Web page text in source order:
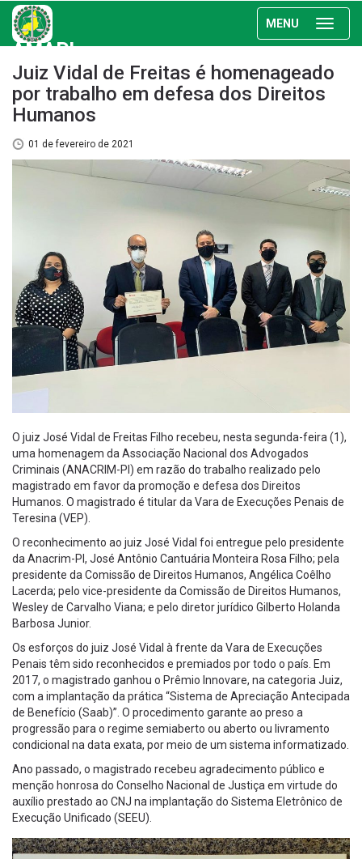
MENU
AMAPI
Juiz Vidal de Freitas é homenageado
por trabalho em defesa dos Direitos
Humanos
01 de fevereiro de 2021
O juiz José Vidal de Freitas Filho recebeu, nesta segunda-feira (1),
uma homenagem da Associação Nacional dos Advogados
Criminais (ANACRIM-PI) em razão do trabalho realizado pelo
magistrado em favor da promoção e defesa dos Direitos
Humanos. O magistrado é titular da Vara de Execuções Penais de
Teresina (VEP).
O reconhecimento ao juiz José Vidal foi entregue pelo presidente
da Anacrim-PI, José Antônio Cantuária Monteira Rosa Filho; pela
presidente da Comissão de Direitos Humanos, Angélica Coêlho
Lacerda; pelo vice-presidente da Comissão de Direitos Humanos,
Wesley de Carvalho Viana; e pelo diretor jurídico Gilberto Holanda
Barbosa Junior.
Os esforços do juiz José Vidal à frente da Vara de Execuções
Penais têm sido reconhecidos e premiados por todo o país. Em
2017, o magistrado ganhou o Prêmio Innovare, na categoria Juiz,
com a implantação da prática “Sistema de Apreciação Antecipada
de Benefício (Saab)”. O procedimento garante ao preso a
progressão para o regime semiaberto ou aberto ou livramento
condicional na data exata, por meio de um sistema informatizado.
Ano passado, o magistrado recebeu agradecimento público e
menção honrosa do Conselho Nacional de Justiça em virtude do
auxílio prestado ao CNJ na implantação do Sistema Eletrônico de
Execução Unificado (SEEU).